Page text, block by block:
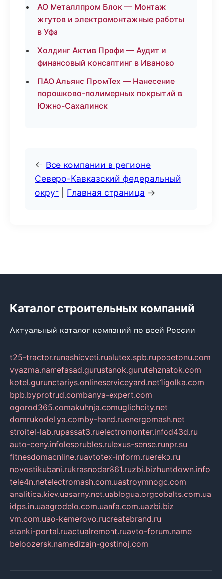
АО Металлпром Блок — Монтаж
жгутов и электромонтажные работы
в Уфа
Холдинг Актив Профи — Аудит и
финансовый консалтинг в Иваново
ПАО Альянс ПромТех — Нанесение
порошково-полимерных покрытий в
Южно-Сахалинск
← Все компании в регионе
Северо-Кавказский федеральный
округ
Главная страница →
Каталог строительных компаний
Актуальный каталог компаний по всей России
t25-tractor.runashicveti.rualutex.spb.rupobetonu.com
vyazma.namefasad.gurustanok.gurutehznatok.com
kotel.gurunotariys.onlineserviceyard.net1igolka.com
bpb.byprotrud.combanya-expert.com
ogorod365.comakuhnja.comuglichcity.net
domrukodeliya.comby-hand.ruenergomash.net
stroitel-lab.rupassat3.ruelectromonter.infod43d.ru
auto-ceny.infolesorubles.rulexus-sense.runpr.su
fitnesdomaonline.ruavtotex-inform.ruereko.ru
novostikubani.rukrasnodar861.ruzbi.bizhuntdown.info
tele4n.netelectromash.com.uastroymnogo.com
analitica.kiev.uasarny.net.uablogua.orgcobalts.com.ua
idps.in.uaagrodelo.com.uanfa.com.uazbi.biz
vm.com.uao-kemerovo.rucreatebrand.ru
stanki-portal.ruactualremont.ruavto-forum.name
beloozersk.namedizajn-gostinoj.com